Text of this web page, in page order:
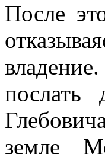
После
земле